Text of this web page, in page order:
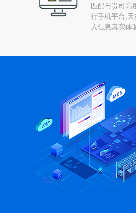
匹配与贵司高
行手机平台,
入信息真实体